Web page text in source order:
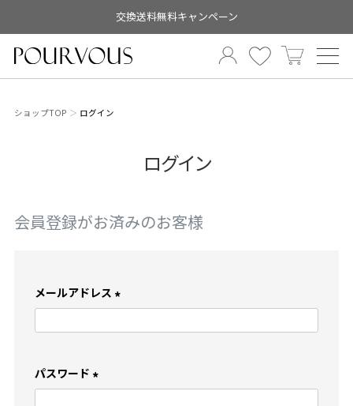
交換送料無料キャンペーン
ショップTOP ログイン
ログイン
会員登録がお済みのお客様
メールアドレス
必
パスワード